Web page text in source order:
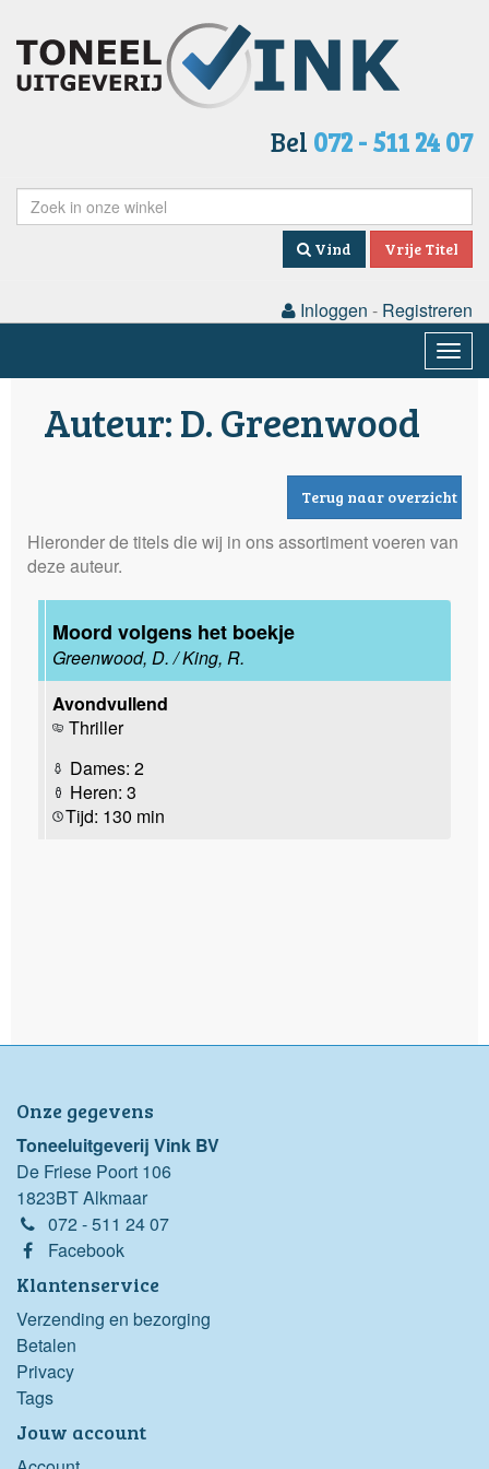
Bel 072 - 511 24 07
Vind Vrije Titel
Inloggen - Registreren
Auteur: D. Greenwood
Terug naar overzicht
Hieronder de titels die wij in ons assortiment voeren van
deze auteur.
Moord volgens het boekje
Greenwood, D. / King, R.
Avondvullend
Thriller
Dames: 2
Heren: 3
Tijd: 130 min
Onze gegevens
Toneeluitgeverij Vink BV
De Friese Poort 106
1823BT Alkmaar
072 - 511 24 07
Facebook
Klantenservice
Verzending en bezorging
Betalen
Privacy
Tags
Jouw account